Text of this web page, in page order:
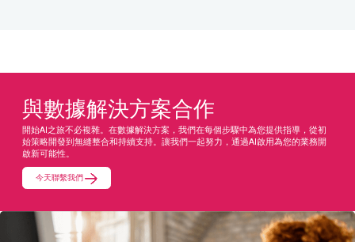
與數據解決方案合作
開始AI之旅不必複雜。在數據解決方案，我們在每個步驟中為您提供指導，從初
始策略開發到無縫整合和持續支持。讓我們一起努力，通過AI啟用為您的業務開
啟新可能性。
今天聯繫我們